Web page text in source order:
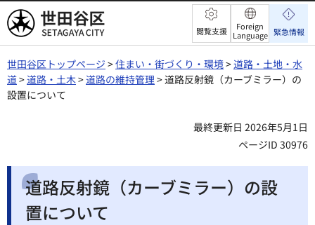
世田谷区 閲覧支援
Foreign
Language 緊急情報
世田谷区トップページ >住まい・街づくり・環境>道路・土地・水
道>道路・土木>道路の維持管理> 道路反射鏡（カーブミラー）の
設置について
最終更新日 2026年5月1日
ページID 30976
道路反射鏡（カーブミラー）の設
置について